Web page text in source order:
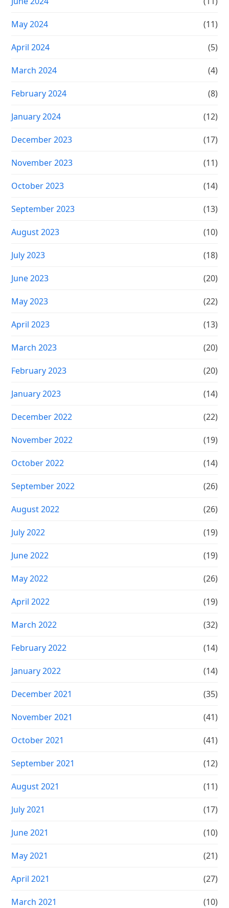
May 2024 (11)
April 2024 (5)
March 2024 (4)
February 2024 (8)
January 2024 (12)
December 2023 (17)
November 2023 (11)
October 2023 (14)
September 2023 (13)
August 2023 (10)
July 2023 (18)
June 2023 (20)
May 2023 (22)
April 2023 (13)
March 2023 (20)
February 2023 (20)
January 2023 (14)
December 2022 (22)
November 2022 (19)
October 2022 (14)
September 2022 (26)
August 2022 (26)
July 2022 (19)
June 2022 (19)
May 2022 (26)
April 2022 (19)
March 2022 (32)
February 2022 (14)
January 2022 (14)
December 2021 (35)
November 2021 (41)
October 2021 (41)
September 2021 (12)
August 2021 (11)
July 2021 (17)
June 2021 (10)
May 2021 (21)
April 2021 (27)
March 2021 (10)